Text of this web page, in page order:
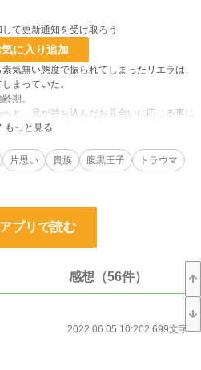
て更新通知を受け取ろう
気に入り追加
気無い態度で振られてしまったリエラは、
まっていた。
期。
と、兄が持ち込んだお見合いに応じる事に
ながらも恋人がいたようで、リエラは衆目
快注意！）
内初めてなので嬉しいです、ありがとう
りがとうございます(´°̥̥̥̥̥̥̥̥ω°̥̥̥̥̥̥̥̥｀)
片思い 貴族 腹黒王子
トラウマ
アプリで読む
感想（56件）
2022.06.05 10:202,699文字